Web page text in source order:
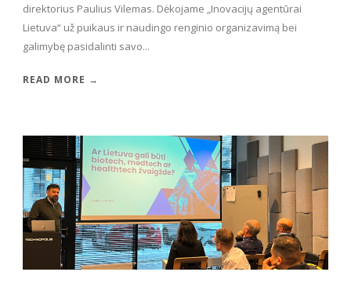
direktorius Paulius Vilemas. Dėkojame „Inovacijų agentūrai
Lietuva“ už puikaus ir naudingo renginio organizavimą bei
galimybę pasidalinti savo...
READ MORE →